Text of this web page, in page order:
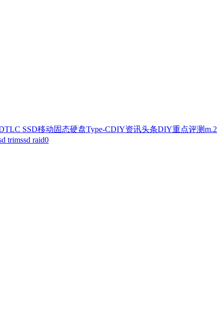
TLC SSD移动固态硬盘Type-CDIY资讯头条DIY重点评测m.2
trimssd raid0